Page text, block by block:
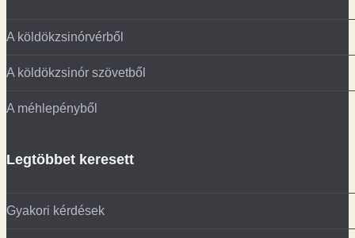
A köldökzsinórvérből
A köldökzsinór szövetből
A méhlepényből
Legtöbbet keresett
Gyakori kérdések